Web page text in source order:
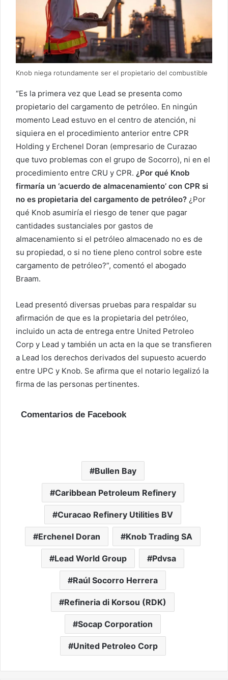
Knob niega rotundamente ser el propietario del combustible
“Es la primera vez que Lead se presenta como
propietario del cargamento de petróleo. En ningún
momento Lead estuvo en el centro de atención, ni
siquiera en el procedimiento anterior entre CPR
Holding y Erchenel Doran (empresario de Curazao
que tuvo problemas con el grupo de Socorro), ni en el
procedimiento entre CRU y CPR. ¿Por qué Knob
firmaría un ‘acuerdo de almacenamiento’ con CPR si
no es propietaria del cargamento de petróleo? ¿Por
qué Knob asumiría el riesgo de tener que pagar
cantidades sustanciales por gastos de
almacenamiento si el petróleo almacenado no es de
su propiedad, o si no tiene pleno control sobre este
cargamento de petróleo?”, comentó el abogado
Braam.
Lead presentó diversas pruebas para respaldar su
afirmación de que es la propietaria del petróleo,
incluido un acta de entrega entre United Petroleo
Corp y Lead y también un acta en la que se transfieren
a Lead los derechos derivados del supuesto acuerdo
entre UPC y Knob. Se afirma que el notario legalizó la
firma de las personas pertinentes.
Comentarios de Facebook
Bullen Bay
Caribbean Petroleum Refinery
Curacao Refinery Utilities BV
Erchenel Doran Knob Trading SA
Lead World Group Pdvsa
Raúl Socorro Herrera
Refineria di Korsou (RDK)
Socap Corporation
United Petroleo Corp